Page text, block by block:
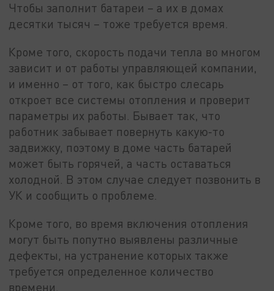
Чтобы заполнит батареи – а их в домах
десятки тысяч – тоже требуется время.
Кроме того, скорость подачи тепла во многом
зависит и от работы управляющей компании,
и именно – от того, как быстро слесарь
откроет все системы отопления и проверит
параметры их работы. Бывает так, что
работник забывает повернуть какую-то
задвижку, поэтому в доме часть батарей
может быть горячей, а часть оставаться
холодной. В этом случае следует позвонить в
УК и сообщить о проблеме.
Кроме того, во время включения отопления
могут быть попутно выявлены различные
дефекты, на устранение которых также
требуется определенное количество
времени.